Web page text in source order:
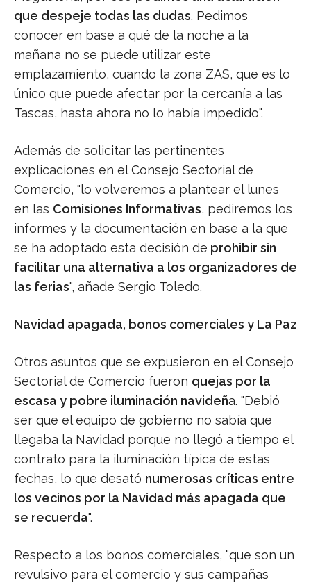
que despeje todas las dudas. Pedimos
conocer en base a qué de la noche a la
mañana no se puede utilizar este
emplazamiento, cuando la zona ZAS, que es lo
único que puede afectar por la cercanía a las
Tascas, hasta ahora no lo había impedido".
Además de solicitar las pertinentes
explicaciones en el Consejo Sectorial de
Comercio, "lo volveremos a plantear el lunes
en las Comisiones Informativas, pediremos los
informes y la documentación en base a la que
se ha adoptado esta decisión de prohibir sin
facilitar una alternativa a los organizadores de
las ferias", añade Sergio Toledo.
Navidad apagada, bonos comerciales y La Paz
Otros asuntos que se expusieron en el Consejo
Sectorial de Comercio fueron quejas por la
escasa y pobre iluminación navideña. "Debió
ser que el equipo de gobierno no sabía que
llegaba la Navidad porque no llegó a tiempo el
contrato para la iluminación típica de estas
fechas, lo que desató numerosas críticas entre
los vecinos por la Navidad más apagada que
se recuerda".
Respecto a los bonos comerciales, "que son un
revulsivo para el comercio y sus campañas